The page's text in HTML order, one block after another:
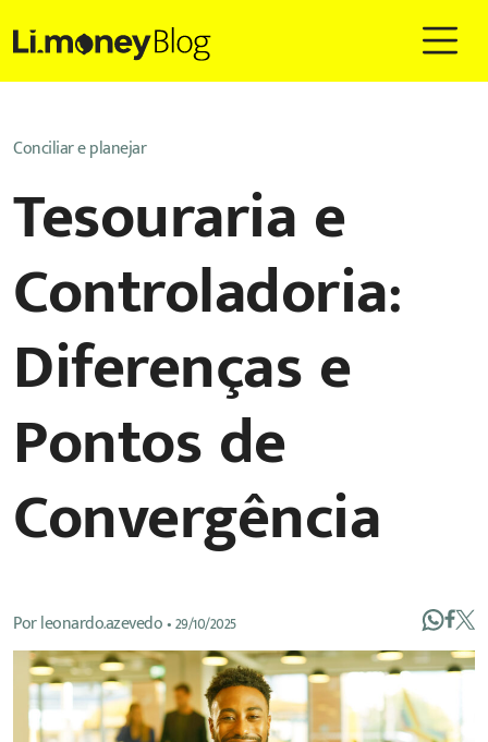
Conciliar e planejar
Tesouraria e
Controladoria:
Diferenças e
Pontos de
Convergência
Porleonardo.azevedo•29/10/2025